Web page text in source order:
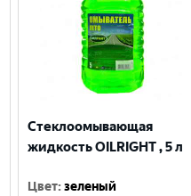
Стеклоомывающая
жидкость OILRIGHT , 5 л
Цвет:зеленый